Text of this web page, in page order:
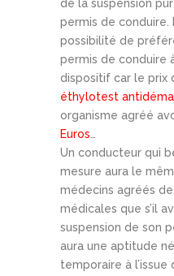
de la suspension
permis de conduire.
possibilité de
permis de conduire
dispositif car le prix
éthylotest
organisme agréé
Euros…
Un conducteur qui
mesure aura le
médecins agréés
médicales que s’il
suspension de son
aura une aptitude
temporaire à